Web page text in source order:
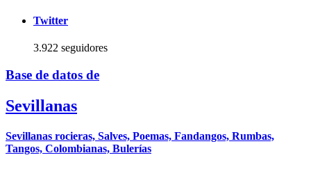
Twitter
3.922 seguidores
Base de datos de
Sevillanas
Sevillanas rocieras, Salves, Poemas, Fandangos, Rumbas,
Tangos, Colombianas, Bulerías